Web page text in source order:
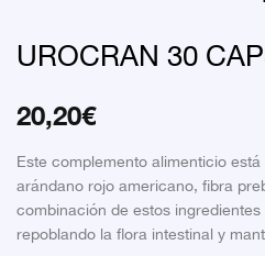
UROCRAN 30
20,20€
Este complemento alimenticio
arándano rojo americano, fibra
combinación de estos
repoblando la flora intestinal y